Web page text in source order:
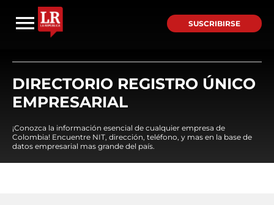
SUSCRIBIRSE
DIRECTORIO REGISTRO ÚNICO
EMPRESARIAL
¡Conozca la información esencial de cualquier empresa de
Colombia! Encuentre NIT, dirección, teléfono, y mas en la base de
datos empresarial mas grande del país.